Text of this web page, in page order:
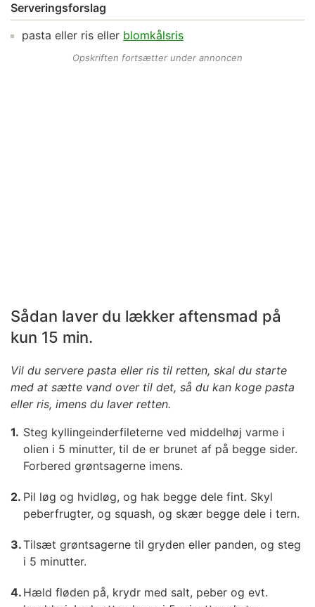
Serveringsforslag
pasta eller ris eller blomkålsris
Opskriften fortsætter under annoncen
Sådan laver du lækker aftensmad på
kun 15 min.
Vil du servere pasta eller ris til retten, skal du starte
med at sætte vand over til det, så du kan koge pasta
eller ris, imens du laver retten.
Steg kyllingeinderfileterne ved middelhøj varme i
olien i 5 minutter, til de er brunet af på begge sider.
Forbered grøntsagerne imens.
Pil løg og hvidløg, og hak begge dele fint. Skyl
peberfrugter, og squash, og skær begge dele i tern.
Tilsæt grøntsagerne til gryden eller panden, og steg
i 5 minutter.
Hæld fløden på, krydr med salt, peber og evt.